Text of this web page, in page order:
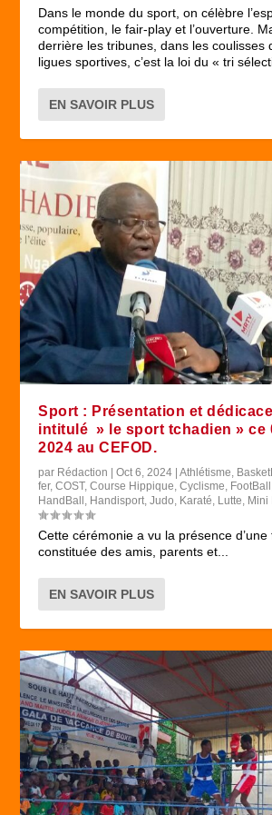
Dans le monde du sport, on célèbre
compétition, le fair-play et l’ouverture.
derrière les tribunes, dans les coulisses
ligues sportives, c’est la loi du « tri
EN SAVOIR PLUS
Sport : Présentation et
intitulé » le sport tchadien » ce
2024 au CEFOD.
par Rédaction |Oct 6, 2024 |Athlétisme,
fer,COST,Course Hippique,Cyclisme, FootBall
HandBall , Handisport,Judo, Karaté, Lutte, Mini
Cette cérémonie a vu la présence
constituée des amis, parents et...
EN SAVOIR PLUS